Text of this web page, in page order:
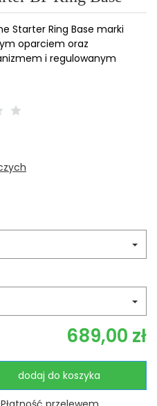
Starter Ring Base marki
oparciem oraz
i regulowanym
689,00 zł
dodaj do koszyka